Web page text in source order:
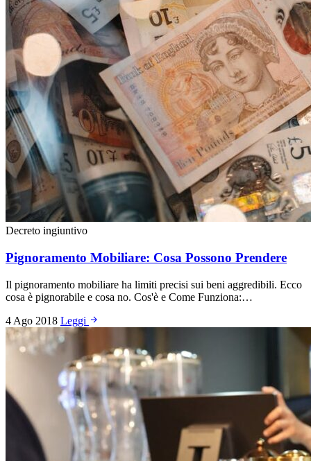
Decreto ingiuntivo
Pignoramento Mobiliare: Cosa Possono Prendere
Il pignoramento mobiliare ha limiti precisi sui beni aggredibili. Ecco
cosa è pignorabile e cosa no. Cos'è e Come Funziona:…
4 Ago 2018 Leggi